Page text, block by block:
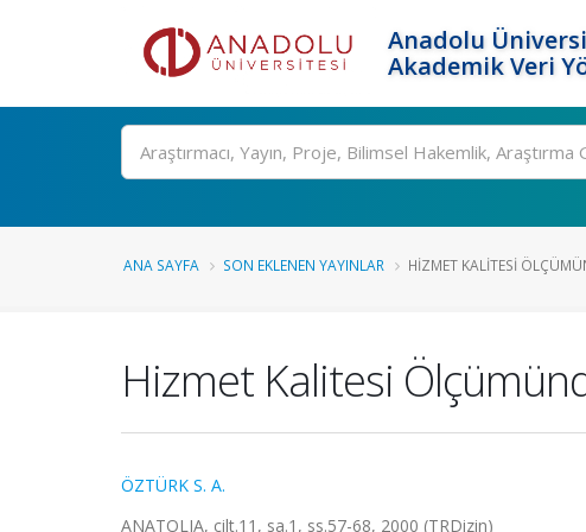
Anadolu
Akademik Veri
Ara
ANA SAYFA SON EKLENEN YAYINLAR HIZMET KALITESI
Hizmet Kalitesi
ÖZTÜRK S. A.
ANATOLIA, cilt.11, sa.1, ss.57-68, 2000 (TRDizin)